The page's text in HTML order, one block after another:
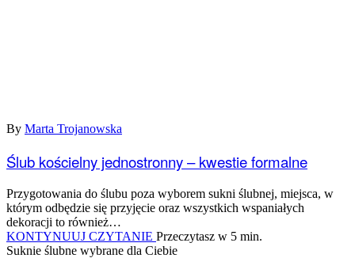
By Marta Trojanowska
Ślub kościelny jednostronny – kwestie formalne
Przygotowania do ślubu poza wyborem sukni ślubnej, miejsca, w
którym odbędzie się przyjęcie oraz wszystkich wspaniałych
dekoracji to również…
KONTYNUUJ CZYTANIE Ślub
kościelny
Przeczytasz w 5 min.
Suknie ślubne wybrane dla Ciebie